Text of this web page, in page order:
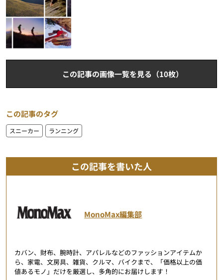
この記事の画像一覧を見る（10枚）
この記事のタグ
スニーカー ランニング
この記事を書いた人
MonoMax編集部
カバン、財布、腕時計、アパレルなどのファッションアイテムか
ら、家電、文房具、雑貨、クルマ、バイクまで、「価格以上の価
値あるモノ」だけを厳選し、多角的にお届けします！